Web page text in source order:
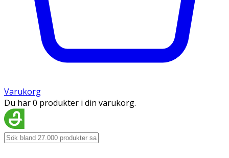
Varukorg
Du har 0 produkter i din varukorg.